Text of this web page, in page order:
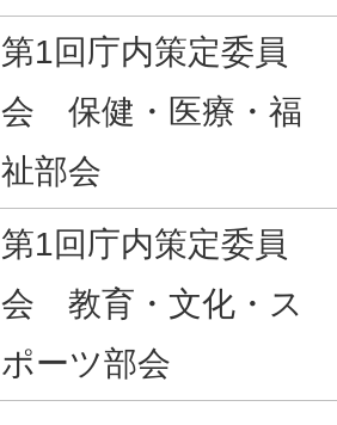
第1回庁内策定委員
会 保健・医療・福
祉部会
第1回庁内策定委員
会 教育・文化・ス
ポーツ部会